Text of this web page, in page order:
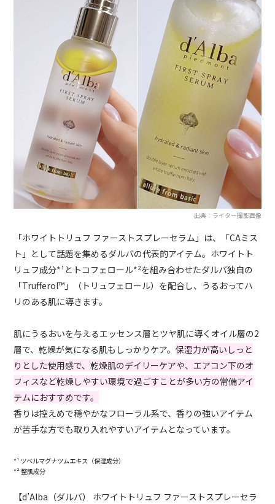
出典：ライター撮影画像
「ホワイトトリュフ ファーストスプレーセラム」は、「CAミス
ト」として話題を集めるダルバの代表的アイテム。ホワイトト
リュフ成分*¹とトコフェロール*²を組み合わせたダルバ独自の
「Trufferol™️」（トリュフェロール）を配合し、うるおってハ
リのある肌に導きます。
肌にうるおいを与えるエッセンス層とツヤ肌に導くオイル層の2
層で、乾燥が気になる肌もしっかりケア。保湿力が高いしっと
りとした使用感で、乾燥肌のデイリーケアや、エアコン下のオ
フィスなど乾燥しやすい環境で過ごすことが多い方の常備アイ
テムにおすすめです。
香りは控えめで穏やかなフローラル系で、香りの強いアイテム
が苦手な方でも取り入れやすいアイテムとなっています。
*¹ ツベルマグナツムエキス（保湿成分）
*² 整肌成分
【d’Alba（ダルバ） ホワイトトリュフ ファーストスプレーセラ